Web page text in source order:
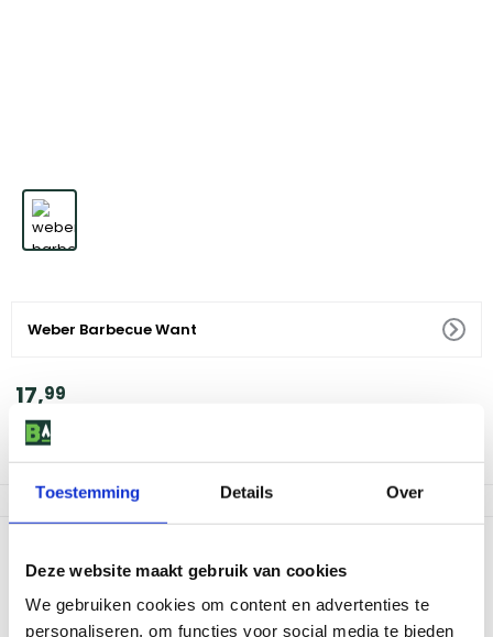
Toestemming Details Over
Deze website maakt gebruik van cookies
We gebruiken cookies om content en advertenties te
personaliseren, om functies voor social media te bieden
Weber Barbecue Want
17,99
Voor 18:00 besteld, morgen in huis
Af te halen in 9 winkels
De Weber Barbecue Want is een essentieel accessoire voor elke
barbecue liefhebber. Deze handschoen biedt uitstekende
bescherming voor je hand en onderarm tijdens het barbecueën.